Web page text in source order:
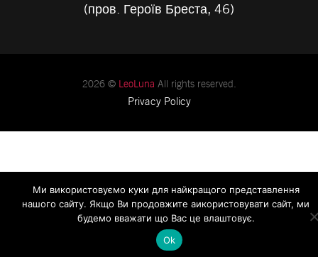
(пров. Героїв Бреста, 46)
2026 © LeoLuna All rights reserved.
Privacy Policy
Ми використовуємо куки для найкращого представлення
нашого сайту. Якщо Ви продовжите аикористовувати сайт, ми
будемо вважати що Вас це влаштовує.
Ok